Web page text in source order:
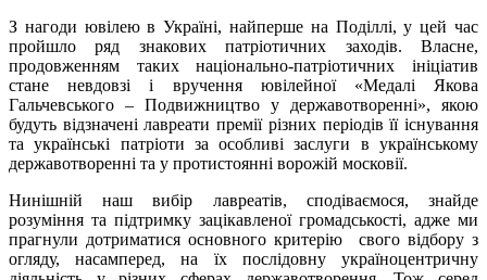
З нагоди ювілею в Україні, найперше на Поділлі, у цей час
пройшло ряд знакових патріотичних заходів. Власне,
продовженням таких національно-патріотичних ініціатив
стане невдовзі і вручення ювілейної «Медалі Якова
Гальчевського – Подвижництво у державотворенні», якою
будуть відзначені лавреати премії різних періодів її існування
та українські патріоти за особливі заслуги в українському
державотворенні та у протистоянні ворожій московії.
Нинішній наш вибір лавреатів, сподіваємося, знайде
розуміння та підтримку зацікавленої громадськості, адже ми
прагнули дотриматися основного критерію свого відбору з
огляду, насамперед, на їх послідовну україноцентричну